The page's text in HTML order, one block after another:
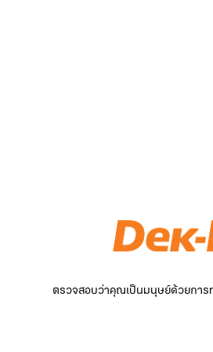
ตรวจสอบว่าคุณเป็นมนุษย์ด้วยการ